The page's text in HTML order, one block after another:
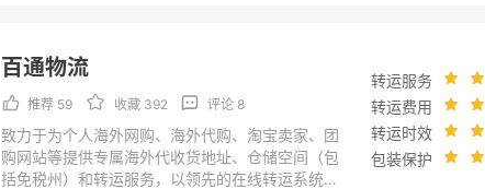
百通物流
推荐 59 收藏 392 评论 8
致力于为个人海外网购、海外代购、淘宝卖家、团
购网站等提供专属海外代收货地址、仓储空间（包
括免税州）和转运服务，以领先的在线转运系统，
转运服务
转运费用
转运时效
包装保护